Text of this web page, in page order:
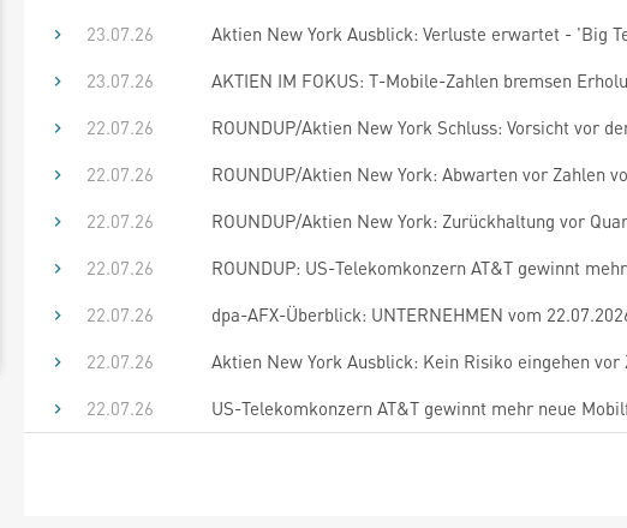
23.07.26
Aktien New York Ausblick: Verluste erwartet - 'Big
23.07.26
AKTIEN IM FOKUS: T-Mobile-Zahlen bremsen
22.07.26
ROUNDUP/Aktien New York Schluss: Vorsicht vor
22.07.26
ROUNDUP/Aktien New York: Abwarten vor Zahlen
22.07.26
ROUNDUP/Aktien New York: Zurückhaltung vor
22.07.26
ROUNDUP: US-Telekomkonzern AT&T gewinnt
22.07.26
dpa-AFX-Überblick: UNTERNEHMEN vom
22.07.26
Aktien New York Ausblick: Kein Risiko eingehen vor
22.07.26
US-Telekomkonzern AT&T gewinnt mehr neue